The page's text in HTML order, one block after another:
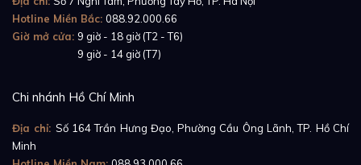
Rubber B dành cho đồng hồ Rolex GMT Master II
Ceramic - Tang Buckle Series
khẩu trực tiếp từ hãng có kiểu dáng hình chữ "T" rất
làm từ thép không gỉ 316L thay thế cho khóa Oyster
thường thấy ở đồng hồ Rolex.
Hotline Miền Bắc: 088.92.000.66
Giờ mở cửa: 9 giờ - 18 giờ (T2 - T6)
9 giờ - 14 giờ (T7)
Chi nhánh Hồ Chí Minh
Địa chỉ: Số 164 Trần Hưng Đạo, Phường Cầu Ông Lãnh, TP. Hồ Chí
Minh